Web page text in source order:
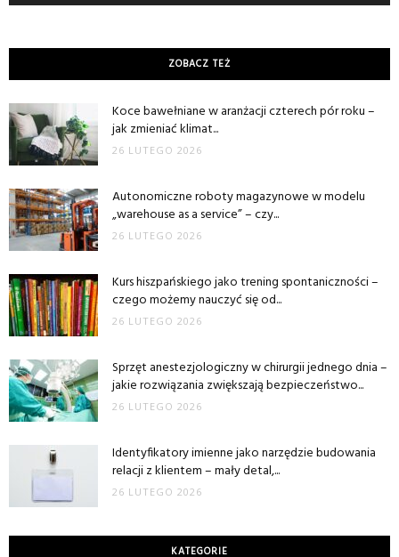
ZOBACZ TEŻ
Koce bawełniane w aranżacji czterech pór roku –
jak zmieniać klimat...
26 LUTEGO 2026
Autonomiczne roboty magazynowe w modelu
„warehouse as a service” – czy...
26 LUTEGO 2026
Kurs hiszpańskiego jako trening spontaniczności –
czego możemy nauczyć się od...
26 LUTEGO 2026
Sprzęt anestezjologiczny w chirurgii jednego dnia –
jakie rozwiązania zwiększają bezpieczeństwo...
26 LUTEGO 2026
Identyfikatory imienne jako narzędzie budowania
relacji z klientem – mały detal,...
26 LUTEGO 2026
KATEGORIE